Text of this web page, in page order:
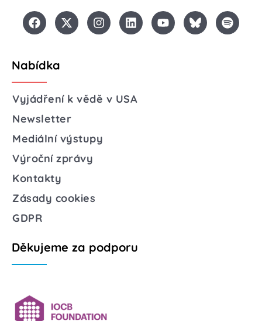
Nabídka
Vyjádření k vědě v USA
Newsletter
Mediální výstupy
Výroční zprávy
Kontakty
Zásady cookies
GDPR
Děkujeme za podporu